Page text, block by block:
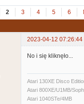
2 3 4 5 6
2023-04-12 07:26:44
No i się kliknęło...
Atari 130XE Disco
Atari 800XE/U1MB/
Atari 1040STe/4MB